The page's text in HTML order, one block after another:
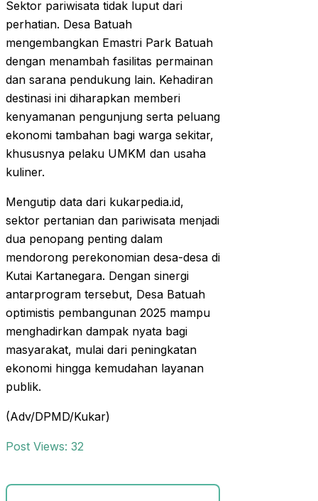
Sektor pariwisata tidak luput dari
perhatian. Desa Batuah
mengembangkan Emastri Park Batuah
dengan menambah fasilitas permainan
dan sarana pendukung lain. Kehadiran
destinasi ini diharapkan memberi
kenyamanan pengunjung serta peluang
ekonomi tambahan bagi warga sekitar,
khususnya pelaku UMKM dan usaha
kuliner.
Mengutip data dari kukarpedia.id,
sektor pertanian dan pariwisata menjadi
dua penopang penting dalam
mendorong perekonomian desa-desa di
Kutai Kartanegara. Dengan sinergi
antarprogram tersebut, Desa Batuah
optimistis pembangunan 2025 mampu
menghadirkan dampak nyata bagi
masyarakat, mulai dari peningkatan
ekonomi hingga kemudahan layanan
publik.
(Adv/DPMD/Kukar)
Post Views: 32